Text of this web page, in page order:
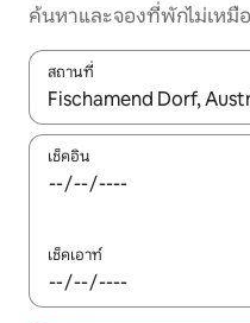
ค้นหาและจองที่พักไม่เหมือ
สถานที่
ใช้ลูกศรขึ้นลง หรือใช้การสั
เช็คอิน
เช็คเอาท์